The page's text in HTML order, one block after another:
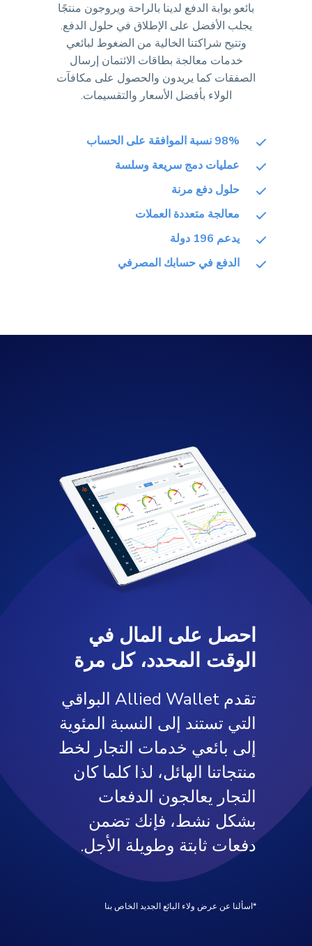
بائعو بوابة الدفع لدينا بالراحة ويروجون منتجًا
يجلب الأفضل على الإطلاق في حلول الدفع.
وتتيح شراكتنا الخالية من الضغوط لبائعي
خدمات معالجة بطاقات الائتمان إرسال
الصفقات كما يريدون والحصول على مكافآت
الولاء بأفضل الأسعار والتقسيمات.
98% نسبة الموافقة على الحساب
عمليات دمج سريعة وسلسة
حلول دفع مرنة
معالجة متعددة العملات
يدعم 196 دولة
الدفع في حسابك المصرفي
احصل على المال في
الوقت المحدد، كل مرة
تقدم Allied Wallet البواقي
التي تستند إلى النسبة المئوية
إلى بائعي خدمات التجار لخط
منتجاتنا الهائل، لذا كلما كان
التجار يعالجون الدفعات
بشكل نشط، فإنك تضمن
دفعات ثابتة وطويلة الأجل.
*اسألنا عن عرض ولاء البائع الجديد الخاص بنا